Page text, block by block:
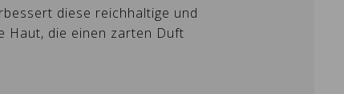
diese reichhaltige und
Haut, die einen zarten Duft